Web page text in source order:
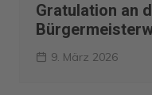
Gratulation an
9. März 2026